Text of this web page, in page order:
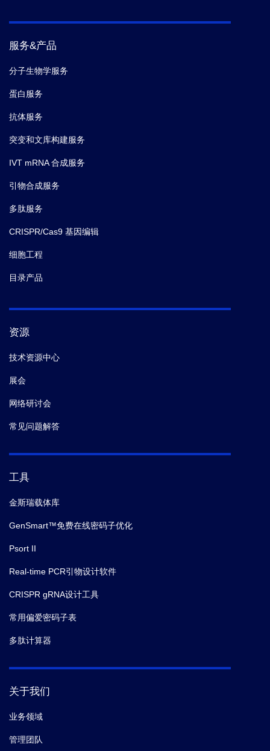
服务&产品
分子生物学服务
蛋白服务
抗体服务
突变和文库构建服务
IVT mRNA 合成服务
引物合成服务
多肽服务
CRISPR/Cas9 基因编辑
细胞工程
目录产品
资源
技术资源中心
展会
网络研讨会
常见问题解答
工具
金斯瑞载体库
GenSmart™免费在线密码子优化
Psort II
Real-time PCR引物设计软件
CRISPR gRNA设计工具
常用偏爱密码子表
多肽计算器
关于我们
业务领域
管理团队